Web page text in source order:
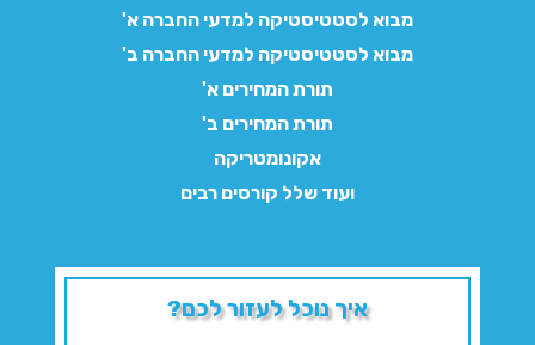
מבוא לסטטיסטיקה למדעי החברה א'
מבוא לסטטיסטיקה למדעי החברה ב'
תורת המחירים א'
תורת המחירים ב'
אקונומטריקה
ועוד שלל קורסים רבים
איך נוכל לעזור לכם?